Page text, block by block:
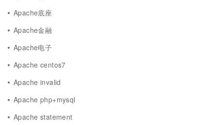
Apache底座
Apache金融
Apache电子
Apache centos7
Apache invalid
Apache php+mysql
Apache statement